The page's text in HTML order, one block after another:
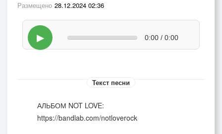
Размещено 28.12.2024 02:36
▶ 0:00 / 0:00
Текст песни
АЛЬБОМ NOT LOVE:
https://bandlab.com/notloverock